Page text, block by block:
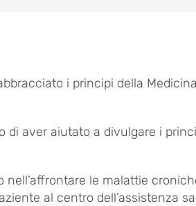
i principi della Medicina
di aver aiutato a divulgare i
le malattie
al centro dell’assistenza